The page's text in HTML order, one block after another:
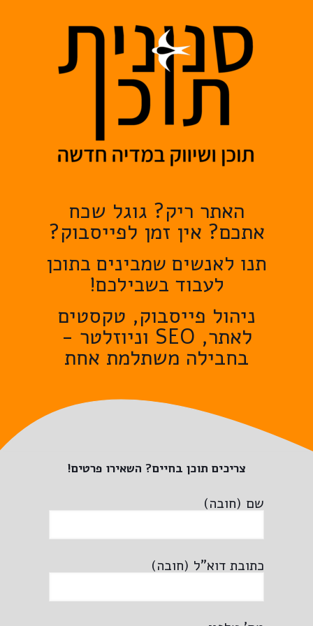
האתר ריק? גוגל שכח
אתכם? אין זמן לפייסבוק?
תנו לאנשים שמבינים בתוכן
לעבוד בשבילכם!
ניהול פייסבוק, טקסטים
לאתר, SEO וניוזלטר -
בחבילה משתלמת אחת
צריכים תוכן בחיים? השאירו פרטים!
שם (חובה)
כתובת דוא"ל (חובה)